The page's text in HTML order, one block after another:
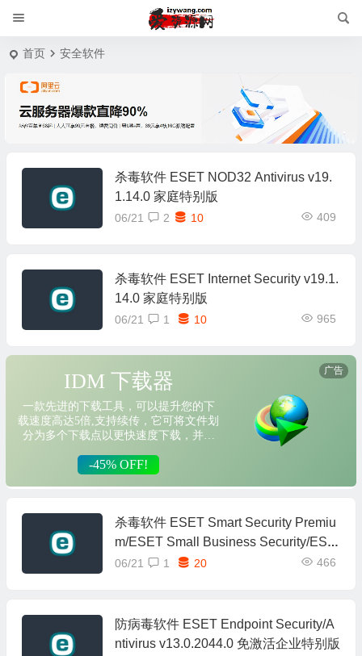
首页 安全软件
杀毒软件 ESET NOD32 Antivirus v19.
1.14.0 家庭特别版
06/21 409
2 10
杀毒软件 ESET Internet Security v19.1.
14.0 家庭特别版
06/21 965
1 10
杀毒软件 ESET Smart Security Premiu
m/ESET Small Business Security/ESE
T Security Ultimate v19.1.14.0 特别版
06/21 466
1 20
防病毒软件 ESET Endpoint Security/A
ntivirus v13.0.2044.0 免激活企业特别版